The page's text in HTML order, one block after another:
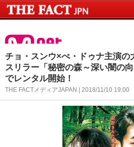
チョ・スンウ×ぺ・ドゥナ主演の
スリラー「秘密の森～深い闇の
でレンタル開始！
THE FACTメディアJAPAN | 2018/11/10 19:00